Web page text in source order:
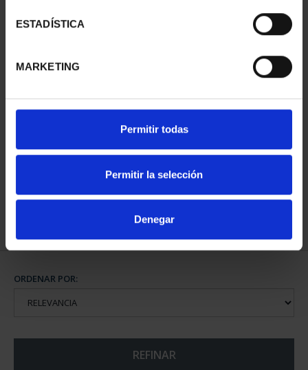
ESTADÍSTICA
MARKETING
Permitir todas
Permitir la selección
Denegar
COLECCIÓN...
ORDENAR POR:
REFINAR